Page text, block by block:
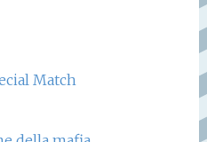
Match